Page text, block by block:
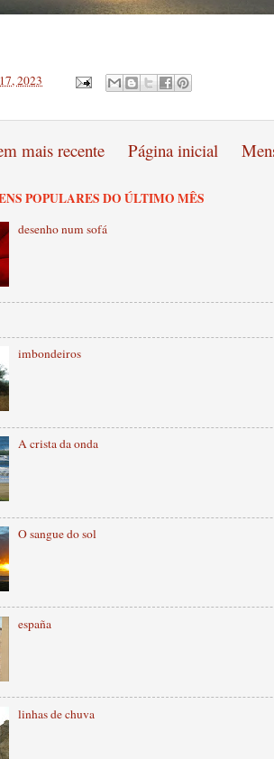
2023
mais recente Página inicial
POPULARES DO ÚLTIMO MÊS
desenho num sofá
imbondeiros
A crista da onda
O sangue do sol
españa
linhas de chuva